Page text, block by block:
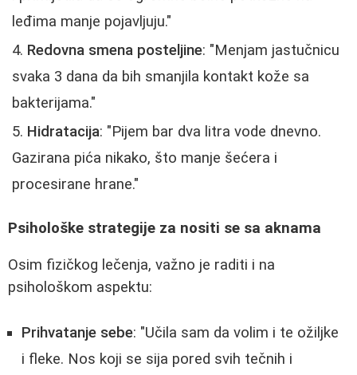
leđima manje pojavljuju."
Redovna smena posteljine: "Menjam jastučnicu
svaka 3 dana da bih smanjila kontakt kože sa
bakterijama."
Hidratacija: "Pijem bar dva litra vode dnevno.
Gazirana pića nikako, što manje šećera i
procesirane hrane."
Psihološke strategije za nositi se sa aknama
Osim fizičkog lečenja, važno je raditi i na
psihološkom aspektu:
Prihvatanje sebe: "Učila sam da volim i te ožiljke
i fleke. Nos koji se sija pored svih tečnih i